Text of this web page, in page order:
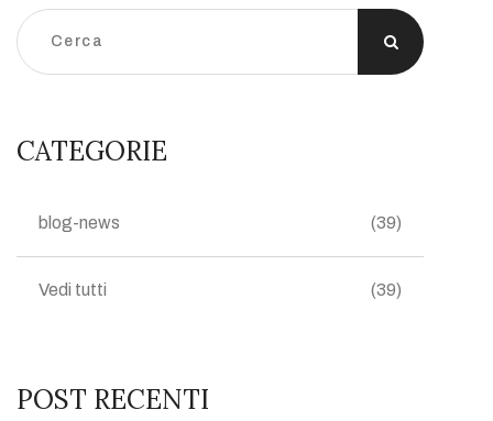
CATEGORIE
blog-news (39)
Vedi tutti (39)
POST RECENTI